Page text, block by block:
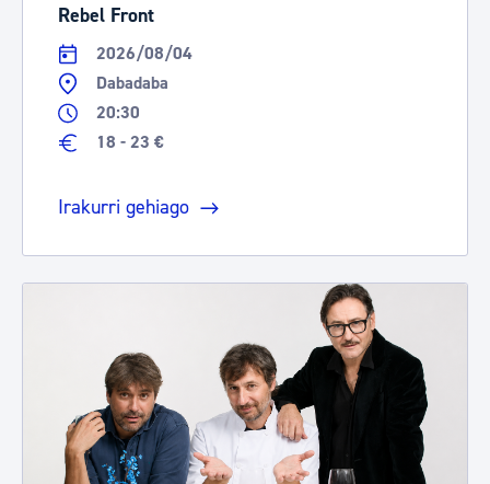
Rebel Front
2026/08/04
Dabadaba
20:30
18 - 23 €
Irakurri gehiago